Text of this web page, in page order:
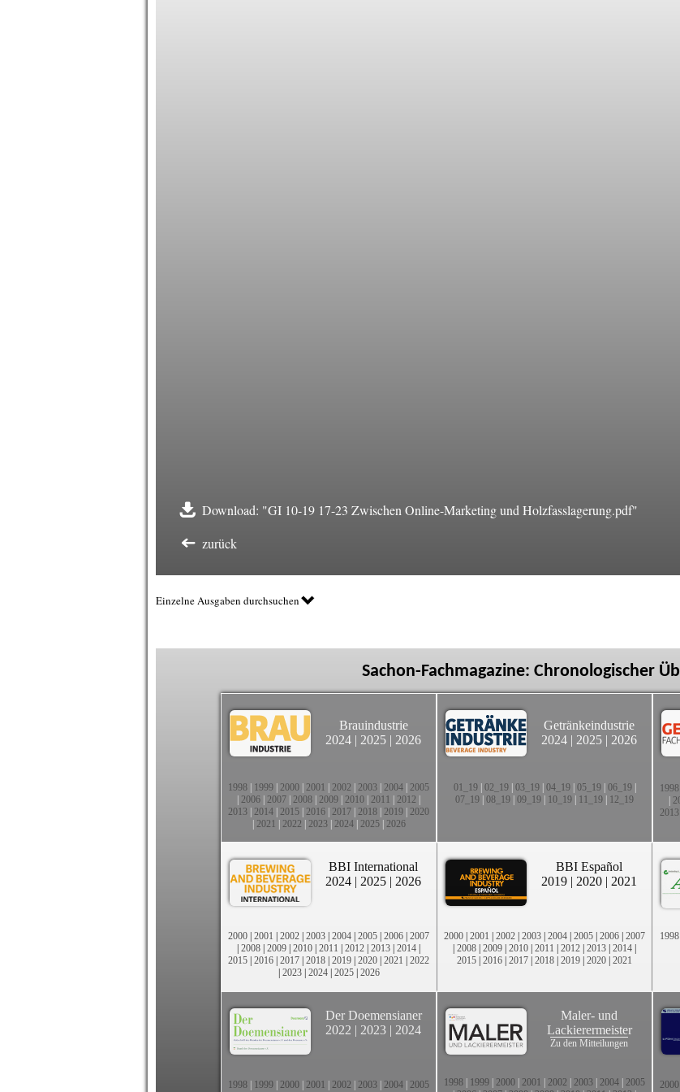
Download: "GI 10-19 17-23 Zwischen Online-Marketing und Holzfasslagerung.pdf"
zurück
Einzelne Ausgaben durchsuchen
Sachon-Fachmagazine: Chronologischer
Brauindustrie
2024 | 2025 | 2026
1998 1999 2000 2001 2002 2003 2004 2005
2006 2007 2008 2009 2010 2011 2012
2013 2014 2015 2016 2017 2018 2019 2020
2021 2022 2023| 2024| 2025| 2026
Getränkeindustrie
2024 | 2025 | 2026
01_19| 02_19| 03_19| 04_19| 05_19| 06_19|
07_19 08_19 09_19 10_19 11_19 12_19
1998
2013
BBI International
2024 | 2025 | 2026
2000 | 2001 | 2002 | 2003 | 2004 | 2005 | 2006 | 2007
| 2008 | 2009 | 2010 | 2011 | 2012 | 2013 | 2014 |
2015 | 2016 | 2017 | 2018 | 2019 | 2020 | 2021 | 2022
| 2023| 2024| 2025| 2026
BBI Español
2019 | 2020 | 2021
2000 | 2001 | 2002 | 2003 | 2004 | 2005 | 2006 | 2007
| 2008 | 2009 | 2010 | 2011 | 2012 | 2013 | 2014 |
2015 | 2016 | 2017 | 2018 | 2019 | 2020 | 2021
1998
Der Doemensianer
2022 | 2023 | 2024
1998 1999 2000 2001 2002 2003 2004 2005
Maler- und
Lackierermeister
Zu den Mitteilungen
1998 1999 2000 2001 2002 2003 2004 2005
2000